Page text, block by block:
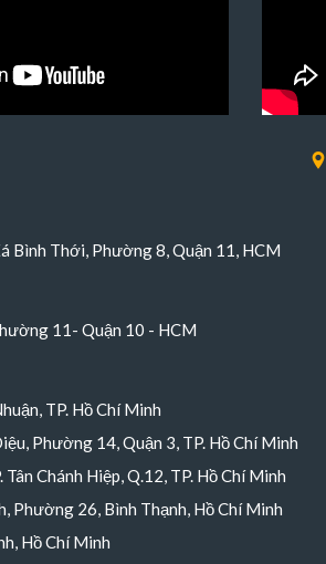
Bình Thới, Phường 8, Quận 11, HCM
11- Quận 10 - HCM
TP. Hồ Chí Minh
Phường 14, Quận 3, TP. Hồ Chí Minh
Tân Chánh Hiệp, Q.12, TP. Hồ Chí Minh
Phường 26, Bình Thạnh, Hồ Chí Minh
Hồ Chí Minh